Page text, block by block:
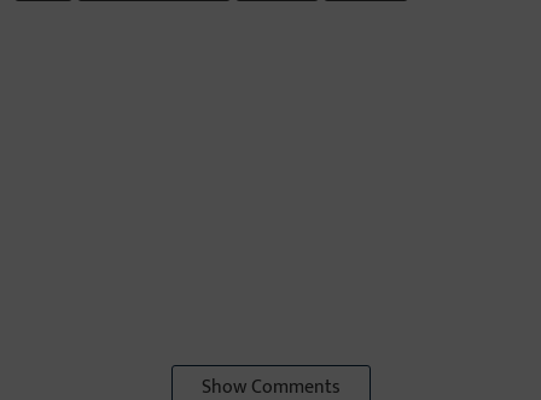
Show Comments